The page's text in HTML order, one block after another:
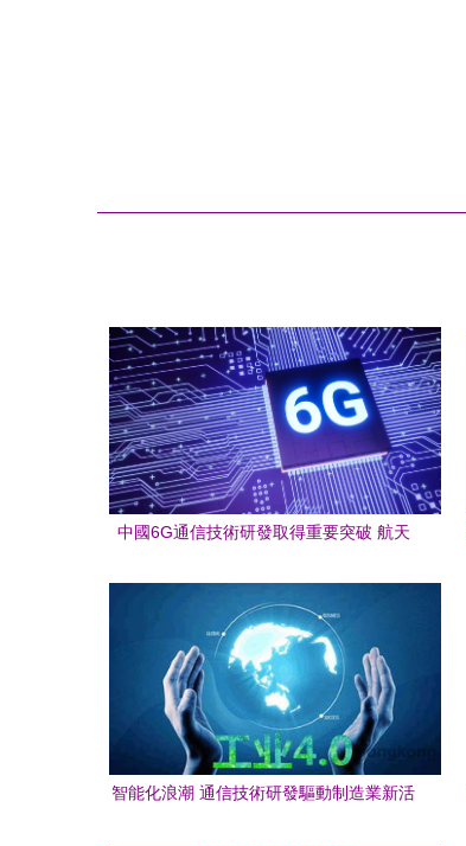
中國6G通信技術研發取得重要突破 航天
智能化浪潮 通信技術研發驅動制造業新活